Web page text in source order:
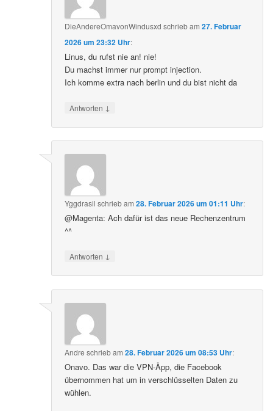
DieAndereOmavonWindusxd schriebam27. Februar
2026 um 23:32 Uhr:
Linus, du rufst nie an! nie!
Du machst immer nur prompt injection.
Ich komme extra nach berlin und du bist nicht da
Antworten ↓
Yggdrasil schriebam28. Februar 2026 um 01:11 Uhr:
@Magenta: Ach dafür ist das neue Rechenzentrum
^^
Antworten ↓
Andre schriebam28. Februar 2026 um 08:53 Uhr:
Onavo. Das war die VPN-Äpp, die Facebook
übernommen hat um in verschlüsselten Daten zu
wühlen.